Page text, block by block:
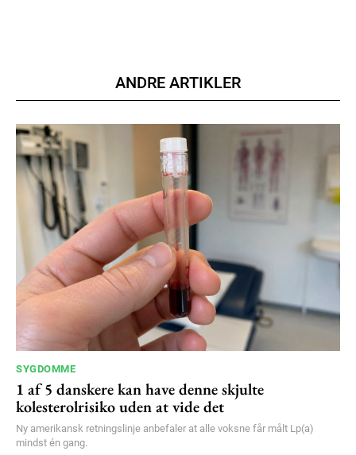
100DKK
Etiam est nibh, lobortis sit
Praesent euismod ac
Ut mollis pellentesque tortor
Nullam eu erat condimentum
Donec quis est ac felis
Orci varius natoque dolor
YEARLY PRICING MONTHLY PRICING
ANDRE ARTIKLER
SYGDOMME
1 af 5 danskere kan have denne skjulte
kolesterolrisiko uden at vide det
Ny amerikansk retningslinje anbefaler at alle voksne får målt Lp(a)
mindst én gang.